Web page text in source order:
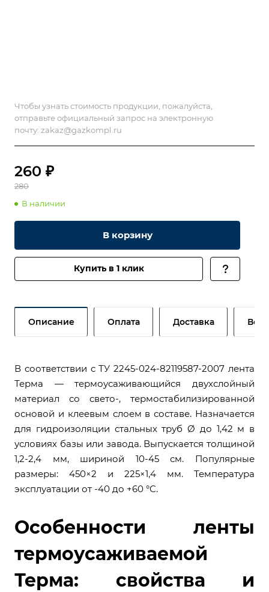
Чтобы узнать стоимость продукции, пожалуйста,
отправьте официальный запрос на электронную
почту: zakaz@gazkompl.ru
260 ₽
280
В наличии
В корзину
Купить в 1 клик
Описание Оплата Доставка
В соответствии с ТУ 2245-024-82119587-2007 лента
Терма — термоусаживающийся двухслойный
материал со свето-, термостабилизированной
основой и клеевым слоем в составе. Назначается
для гидроизоляции стальных труб Ø до 1,42 м в
условиях базы или завода. Выпускается толщиной
1,2-2,4 мм, шириной 10-45 см. Популярные
размеры: 450×2 и 225×1,4 мм. Температура
эксплуатации от -40 до +60 °C.
Особенности ленты
термоусаживаемой
Терма: свойства и